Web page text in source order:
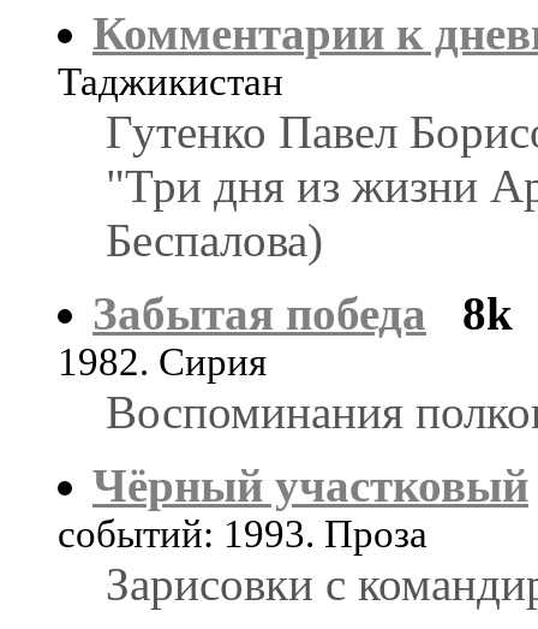
Комментарии к
Таджикистан
Гутенко Павел
"Три дня из жизни
Беспалова)
Забытая победа
8k
1982. Сирия
Воспоминания
Чёрный участковый
событий: 1993. Проза
Зарисовки с